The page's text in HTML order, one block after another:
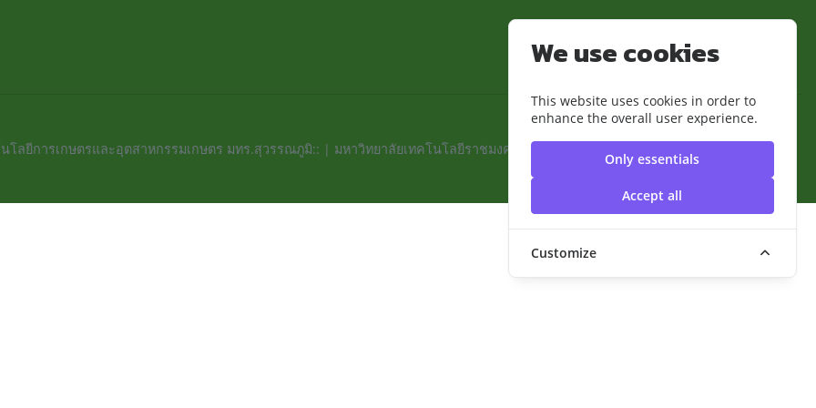
We use cookies
This website uses cookies in order to
enhance the overall user experience.
Only essentials
Accept all
Customize
ลยีการเกษตรและอุตสาหกรรมเกษตร มทร.สุวรรณภูมิ:: | มหาวิทยาลัยเทคโนโลยีราชมงคลสุวรรณภูมิ